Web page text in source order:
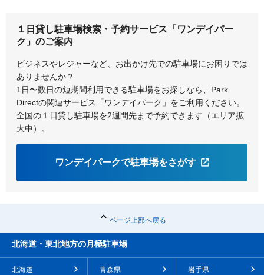
１日貸し駐車場検索・予約サービス「ワンデイパー
ク」のご案内
ビジネスやレジャーなど、お出かけ先での駐車場にお困りでは
ありませんか？
1日〜数日の短期間利用できる駐車場をお探しなら、Park
Directの関連サービス「ワンデイパーク」をご利用ください。
全国の１日貸し駐車場を2週間先まで予約できます（エリア拡
大中）。
ワンデイパークで駐車場をさがす
ページ上部へ戻る
北海道・東北地方の月極駐車場
北海道 青森県 岩手県